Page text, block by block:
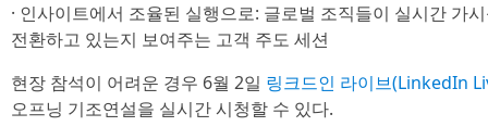
· 인사이트에서 조율된 실행으로: 글로벌 조직들이 실시간 가
전환하고 있는지 보여주는 고객 주도 세션
현장 참석이 어려운 경우 6월 2일 링크드인 라이브(LinkedIn
오프닝 기조연설을 실시간 시청할 수 있다.